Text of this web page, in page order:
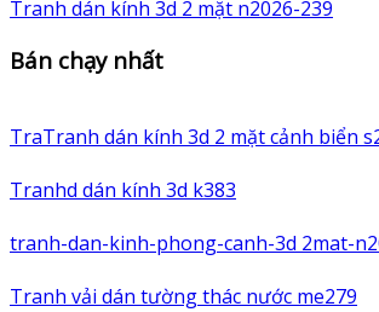
Tranh dán kính 3d 2 mặt n2026-239
Bán chạy nhất
TraTranh dán kính 3d 2 mặt cảnh biển
Tranhd dán kính 3d k383
tranh-dan-kinh-phong-canh-3d 2mat-
Tranh vải dán tường thác nước me279